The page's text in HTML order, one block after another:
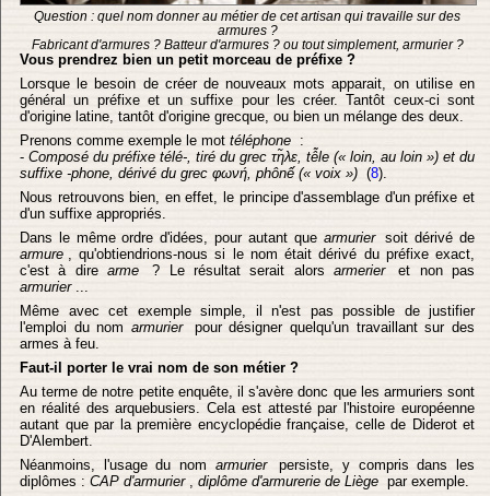
Question : quel nom donner au métier de cet artisan qui travaille sur des
armures ?
Fabricant d'armures ? Batteur d'armures ? ou tout simplement, armurier ?
Vous prendrez bien un petit morceau de préfixe ?
Lorsque le besoin de créer de nouveaux mots apparait, on utilise en
général un préfixe et un suffixe pour les créer. Tantôt ceux-ci sont
d'origine latine, tantôt d'origine grecque, ou bien un mélange des deux.
Prenons comme exemple le mot téléphone :
- Composé du préfixe télé-, tiré du grec τη̃λε, tễle (« loin, au loin ») et du
suffixe -phone, dérivé du grec φωνή, phônế (« voix ») (8).
Nous retrouvons bien, en effet, le principe d'assemblage d'un préfixe et
d'un suffixe appropriés.
Dans le même ordre d'idées, pour autant que armurier
soit dérivé de
armure , qu'obtiendrions-nous si le nom était dérivé du préfixe exact,
c'est à dire arme ? Le résultat serait alors armerier
et non pas
armurier ...
Même avec cet exemple simple, il n'est pas possible de justifier
l'emploi du nom armurier
pour désigner quelqu'un travaillant sur des
armes à feu.
Faut-il porter le vrai nom de son métier ?
Au terme de notre petite enquête, il s'avère donc que les armuriers sont
en réalité des arquebusiers. Cela est attesté par l'histoire européenne
autant que par la première encyclopédie française, celle de Diderot et
D'Alembert.
Néanmoins, l'usage du nom armurier
persiste, y compris dans les
diplômes : CAP d'armurier , diplôme d'armurerie de Liège par exemple.